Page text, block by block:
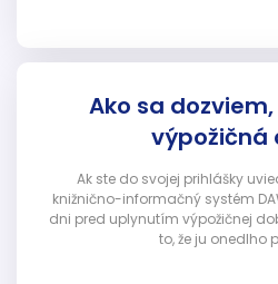
Ako sa
výpožičná
Ak ste do svojej prihlášky
knižnično-informačný systém
dni pred uplynutím výpožičnej
to, že ju onedlho